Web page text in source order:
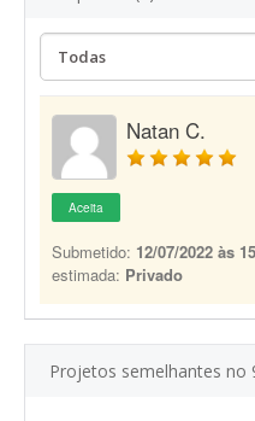
Natan C.
Aceita
Submetido: 12/07/2022 às
estimada: Privado
Projetos semelhantes no